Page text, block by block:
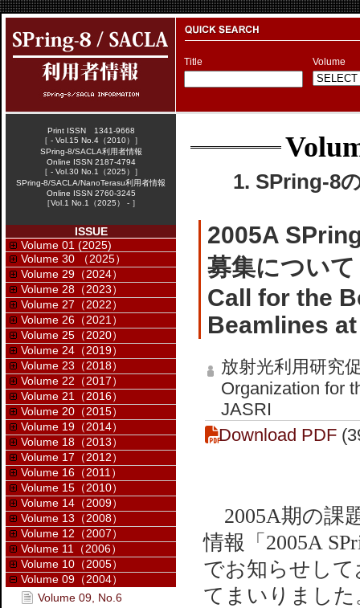
Title Volume
1. SPring-8
2005A
募集について
Call for the
Beamlines
放射光利用研
Organization for
JASRI
Download PDF
2005A期の課
情報「2005A
でお知らせし
てまいりまし
Print ISSN 1341-9668
［ - Vol.15 No.4（2010）］
SPring-8/SACLA利用者情報
Online ISSN 2187-4794
［ - Vol.30 No.1（2025）］
SPring-8/SACLA/NanoTerasu利用者情報
Online ISSN 2760-3245
［Vol.1 No.1（2025） - ］
ISSUE
Volume 01 (2025)
Volume 30 （2025）
Volume 29（2024）
Volume 28（2023）
Volume 27（2022）
Volume 26（2021）
Volume 25（2020）
Volume 24（2019）
Volume 23（2018）
Volume 22（2017）
Volume 21（2016）
Volume 20（2015）
Volume 19（2014）
Volume 18（2013）
Volume 17（2012）
Volume 16（2011）
Volume 15（2010）
Volume 14（2009）
Volume 13（2008）
Volume 12（2007）
Volume 11（2006）
Volume 10（2005）
Volume 09（2004）
Volume 09, No.6